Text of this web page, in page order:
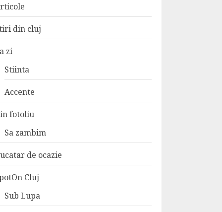
din cluj
zi
Stiinta
Accente
fotoliu
Sa zambim
de ocazie
Cluj
Sub Lupa